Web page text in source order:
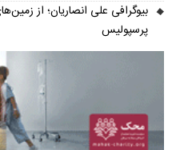
بیوگرافی علی انصاریان؛ از
پرسپولیس